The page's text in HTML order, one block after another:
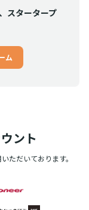
スタータープ
ム
ント
ただいております。